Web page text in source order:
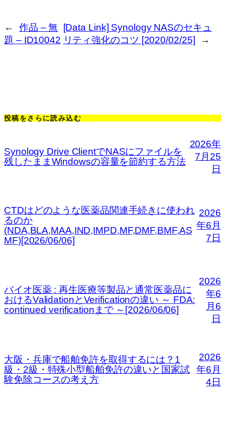
←
作品 – 無
題 – ID10042
[Data Link] Synology NASのセキュ
リティ強化のコツ [2020/02/25]
→
投稿をさらに読み込む
Synology Drive ClientでNASにファイルを
残したままWindowsの容量を節約する方法
2026年
7月25
日
CTDはどのような医薬品関連手続きに使われ
るのか
(NDA,BLA,MAA,IND,IMPD,MF,DMF,BMF,AS
MF)[2026/06/06]
2026
年6月
7日
バイオ医薬 : 再生医療等製品と通常医薬品に
おけるValidationとVerificationの違い ～ FDA:
continued verificationまで ～[2026/06/06]
2026
年6
月6
日
大阪・兵庫で船舶免許を取得するには？1
級・2級・特殊小型船舶免許の違いと国家試
験免除コースの考え方
2026
年6月
4日